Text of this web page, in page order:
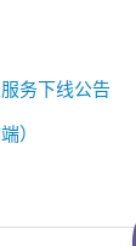
务下线公告
）